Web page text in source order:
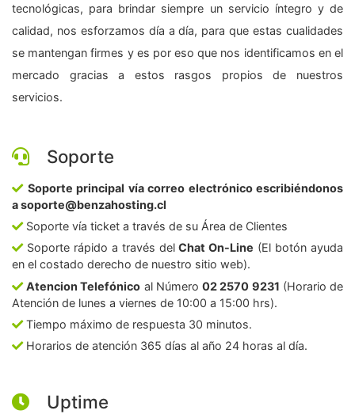
tecnológicas, para brindar siempre un servicio íntegro y de
calidad, nos esforzamos día a día, para que estas cualidades
se mantengan firmes y es por eso que nos identificamos en el
mercado gracias a estos rasgos propios de nuestros
servicios.
Soporte
Soporte principal vía correo electrónico escribiéndonos
a soporte@benzahosting.cl
Soporte vía ticket a través de su Área de Clientes
Soporte rápido a través delChat On-Line (El botón ayuda
en el costado derecho de nuestro sitio web).
Atencion Telefónico al Número02 2570 9231 (Horario de
Atención de lunes a viernes de 10:00 a 15:00 hrs).
Tiempo máximo de respuesta 30 minutos.
Horarios de atención 365 días al año 24 horas al día.
Uptime